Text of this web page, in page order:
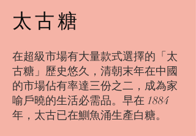
太古糖
在超級市場有大量款式選擇的「太
古糖」歷史悠久，清朝末年在中國
的市場佔有率達三份之二，成為家
喻戶曉的生活必需品。早在 1884
年，太古已在鰂魚涌生產白糖。